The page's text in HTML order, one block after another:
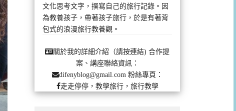
文化思考文字，撰寫自己的旅行記錄。因
為教養孩子，帶著孩子旅行，於是有著背
包式的浪漫旅行教養觀。
關於我的詳細介紹（請按連結) 合作提
案、講座聯絡資訊：
difenyblog@gmail.com粉絲專頁：
走走停停，教學旅行，旅行教學